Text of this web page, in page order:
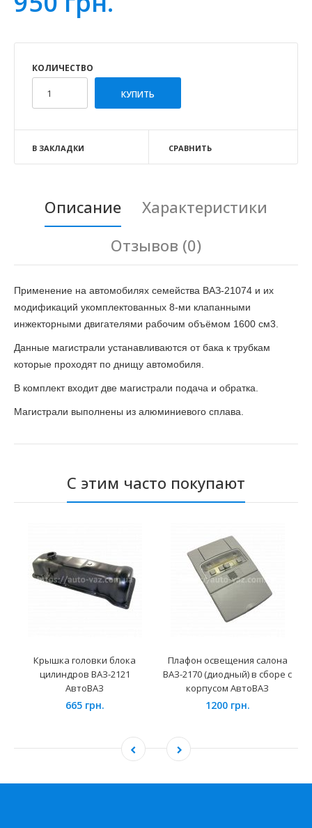
КОЛИЧЕСТВО
В ЗАКЛАДКИ СРАВНИТЬ
Описание
Характеристики
Отзывов (0)
Применение на автомобилях семейства ВАЗ-21074 и их
модификаций укомплектованных 8-ми клапанными
инжекторными двигателями рабочим объёмом 1600 см3.
Данные магистрали устанавливаются от бака к трубкам
которые проходят по днищу автомобиля.
В комплект входит две магистрали подача и обратка.
Магистрали выполнены из алюминиевого сплава.
С этим часто покупают
Крышка головки блока
цилиндров ВАЗ-2121
АвтоВАЗ
665 грн.
Плафон освещения салона
ВАЗ-2170 (диодный) в сборе с
корпусом АвтоВАЗ
1200 грн.